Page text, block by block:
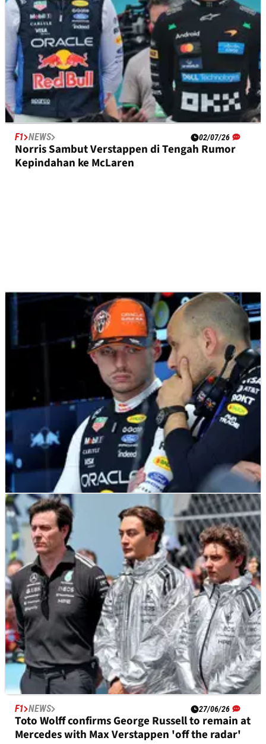
F1 NEWS 02/07/26
Norris Sambut Verstappen di Tengah Rumor
Kepindahan ke McLaren
F1 NEWS 27/06/26
Pembicaraan Rahasia McLaren Mencuat saat
Vestappen Menimbang Opsinya
F1 NEWS 27/06/26
Toto Wolff confirms George Russell to remain at
Mercedes with Max Verstappen 'off the radar'